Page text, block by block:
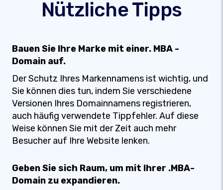
Nützliche Tipps
Bauen Sie Ihre Marke mit einer. MBA -
Domain auf.
Der Schutz Ihres Markennamens ist wichtig, und
Sie können dies tun, indem Sie verschiedene
Versionen Ihres Domainnamens registrieren,
auch häufig verwendete Tippfehler. Auf diese
Weise können Sie mit der Zeit auch mehr
Besucher auf Ihre Website lenken.
Geben Sie sich Raum, um mit Ihrer .MBA-
Domain zu expandieren.